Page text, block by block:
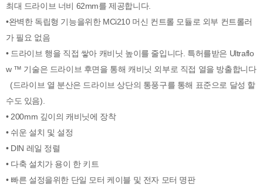
최대 드라이브 너비 62mm를 제공합니다.
•완벽한 독립형 기능을위한 MCi210 머신 컨트롤 모듈로 외부 컨트롤러
가 필요 없음
• 드라이브 행을 직접 쌓아 캐비닛 높이를 줄입니다. 특허를받은 Ultraflo
w ™ 기술은 드라이브 후면을 통해 캐비닛 외부로 직접 열을 방출합니다
(드라이브 열 분산은 드라이브 상단의 통풍구를 통해 표준으로 달성 할
수도 있음).
• 200mm 깊이의 캐비닛에 장착
• 쉬운 설치 및 설정
• DIN 레일 정렬
• 다축 설치가 용이 한 키트
• 빠른 설정을위한 단일 모터 케이블 및 전자 모터 명판